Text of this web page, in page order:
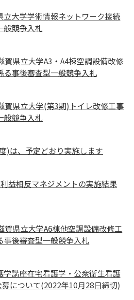
立大学学術情報ネットワーク接続
般競争入札
賀県立大学A3・A4棟空調設備改修
事後審査型一般競争入札
賀県立大学(第3期)トイレ改修工事
般競争入札
)は、予定どおり実施します
益相反マネジメントの実施結果
賀県立大学A6棟他空調設備改修工
事後審査型一般競争入札
学講座在宅看護学・公衆衛生看護
について(2022年10月28日締切)